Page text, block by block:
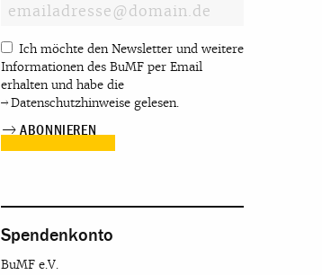
Ich möchte den Newsletter und weitere
Informationen des BuMF per Email
erhalten und habe die
Datenschutzhinweise gelesen.
Spendenkonto
BuMF e.V.